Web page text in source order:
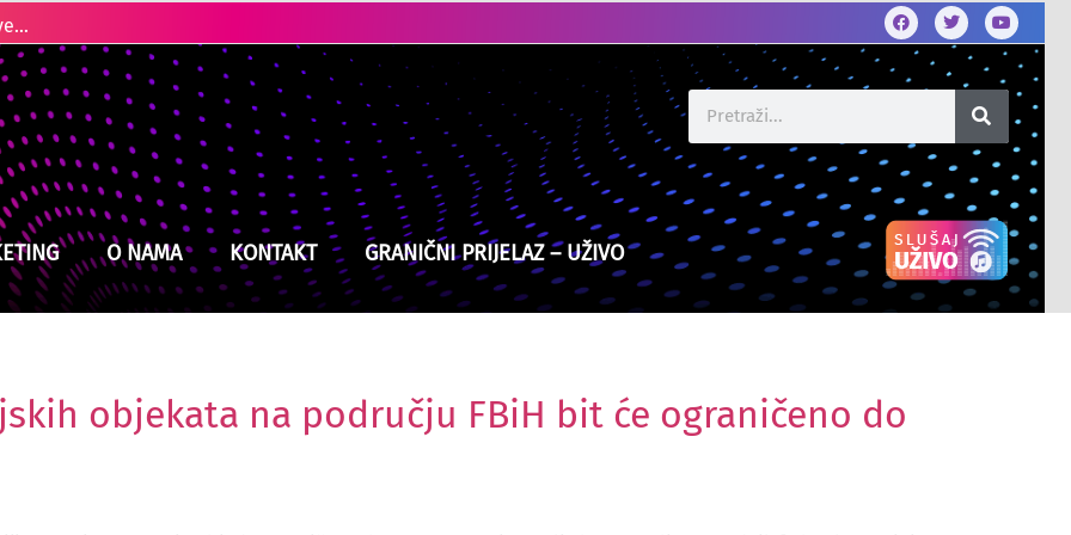
Kladuški vatrogasci na izmaku snaga, jučer intervenisali devet puta
O NAMA KONTAKT GRANIČNI PRIJELAZ – UŽIVO
objekata na području FBiH bit će ograničeno do